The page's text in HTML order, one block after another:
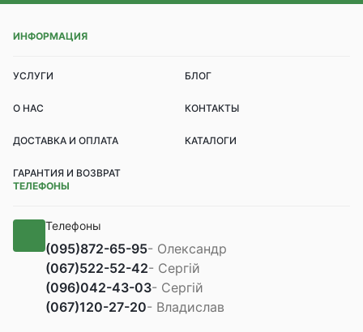
ИНФОРМАЦИЯ
УСЛУГИ БЛОГ
О НАС КОНТАКТЫ
ДОСТАВКА И ОПЛАТА КАТАЛОГИ
ГАРАНТИЯ И ВОЗВРАТ
ТЕЛЕФОНЫ
Телефоны
(095)872-65-95- Олександр
(067)522-52-42- Сергій
(096)042-43-03- Сергій
(067)120-27-20- Владислав